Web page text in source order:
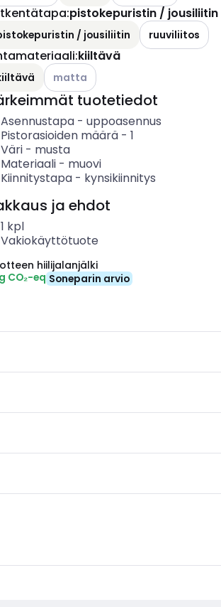
:pistokepuristin / jousiliitin
/ jousiliitin ruuviliitos
:kiiltävä
Katso käytettävissä olevat
matta
tuotetiedot
Asennustapa- uppoasennus
Pistorasioiden määrä- 1
Väri- musta
Materiaali- muovi
Kiinnitystapa- kynsikiinnitys
ja ehdot
1 kpl
Vakiokäyttötuote
hiilijalanjälki
CO₂-eq Soneparin arvio